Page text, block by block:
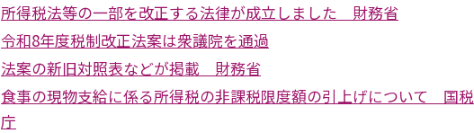
所得税法等の一部を改正する法律が成立しました 財務省
令和8年度税制改正法案は衆議院を通過
法案の新旧対照表などが掲載 財務省
食事の現物支給に係る所得税の非課税限度額の引上げについて 国税
庁